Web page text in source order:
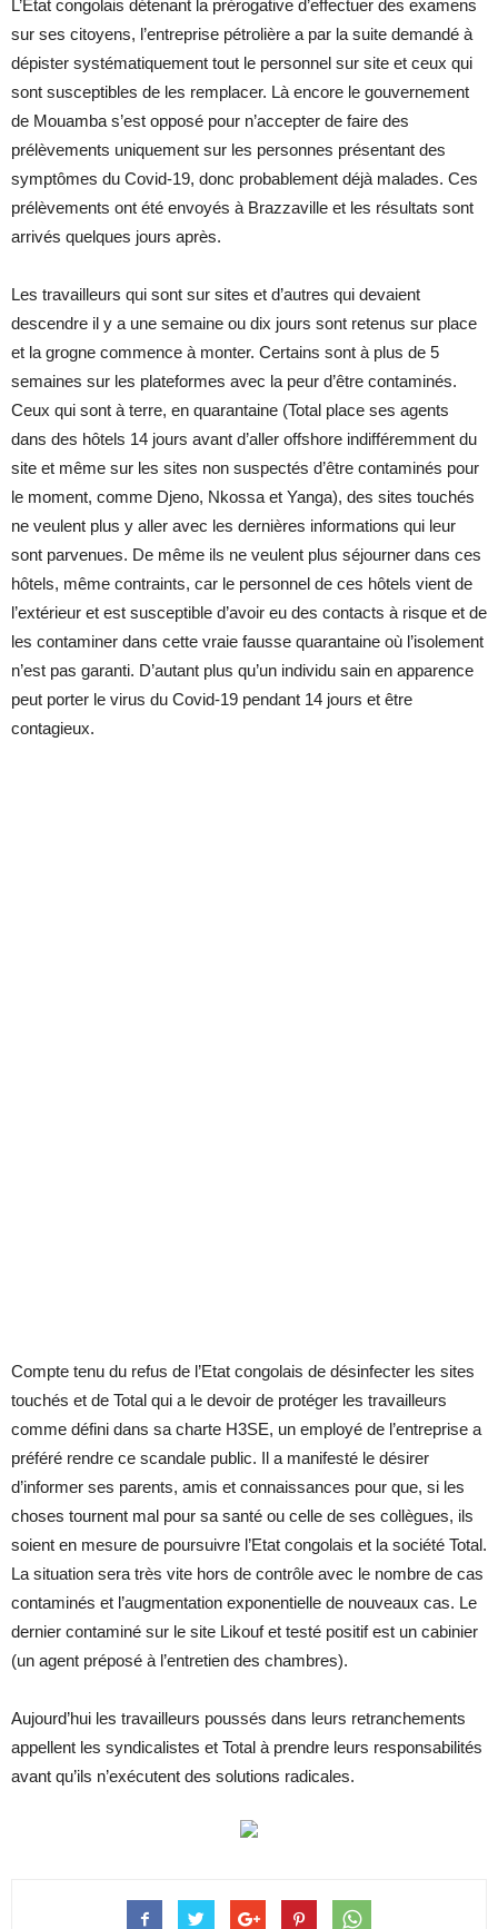
L’Etat congolais détenant la prérogative d’effectuer des examens
sur ses citoyens, l’entreprise pétrolière a par la suite demandé à
dépister systématiquement tout le personnel sur site et ceux qui
sont susceptibles de les remplacer. Là encore le gouvernement
de Mouamba s’est opposé pour n’accepter de faire des
prélèvements uniquement sur les personnes présentant des
symptômes du Covid-19, donc probablement déjà malades. Ces
prélèvements ont été envoyés à Brazzaville et les résultats sont
arrivés quelques jours après.
Les travailleurs qui sont sur sites et d’autres qui devaient
descendre il y a une semaine ou dix jours sont retenus sur place
et la grogne commence à monter. Certains sont à plus de 5
semaines sur les plateformes avec la peur d’être contaminés.
Ceux qui sont à terre, en quarantaine (Total place ses agents
dans des hôtels 14 jours avant d’aller offshore indifféremment du
site et même sur les sites non suspectés d’être contaminés pour
le moment, comme Djeno, Nkossa et Yanga), des sites touchés
ne veulent plus y aller avec les dernières informations qui leur
sont parvenues. De même ils ne veulent plus séjourner dans ces
hôtels, même contraints, car le personnel de ces hôtels vient de
l’extérieur et est susceptible d’avoir eu des contacts à risque et de
les contaminer dans cette vraie fausse quarantaine où l’isolement
n’est pas garanti. D’autant plus qu’un individu sain en apparence
peut porter le virus du Covid-19 pendant 14 jours et être
contagieux.
Compte tenu du refus de l’Etat congolais de désinfecter les sites
touchés et de Total qui a le devoir de protéger les travailleurs
comme défini dans sa charte H3SE, un employé de l’entreprise a
préféré rendre ce scandale public. Il a manifesté le désirer
d’informer ses parents, amis et connaissances pour que, si les
choses tournent mal pour sa santé ou celle de ses collègues, ils
soient en mesure de poursuivre l’Etat congolais et la société Total.
La situation sera très vite hors de contrôle avec le nombre de cas
contaminés et l’augmentation exponentielle de nouveaux cas. Le
dernier contaminé sur le site Likouf et testé positif est un cabinier
(un agent préposé à l’entretien des chambres).
Aujourd’hui les travailleurs poussés dans leurs retranchements
appellent les syndicalistes et Total à prendre leurs responsabilités
avant qu’ils n’exécutent des solutions radicales.